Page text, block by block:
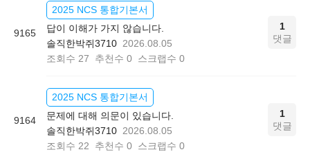
9165
2025 NCS 통합기본서
답이 이해가 가지 않습니다.
솔직한박쥐3710 2026.08.05
조회수 27 추천수 0 스크랩수 0
1
댓글
9164
2025 NCS 통합기본서
문제에 대해 의문이 있습니다.
솔직한박쥐3710 2026.08.05
조회수 22 추천수 0 스크랩수 0
1
댓글